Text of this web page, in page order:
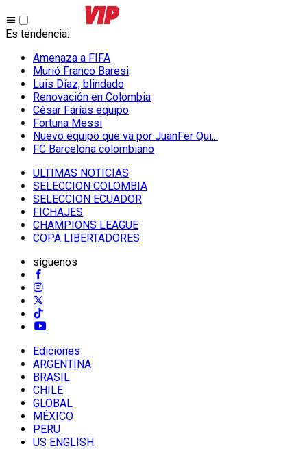
Es tendencia:
Amenaza a FIFA
Murió Franco Baresi
Luis Díaz, blindado
Renovación en Colombia
César Farías equipo
Fortuna Messi
Nuevo equipo que va por JuanFer Qui...
FC Barcelona colombiano
ULTIMAS NOTICIAS
SELECCION COLOMBIA
SELECCION ECUADOR
FICHAJES
CHAMPIONS LEAGUE
COPA LIBERTADORES
síguenos
Ediciones
ARGENTINA
BRASIL
CHILE
GLOBAL
MÉXICO
PERU
US ENGLISH